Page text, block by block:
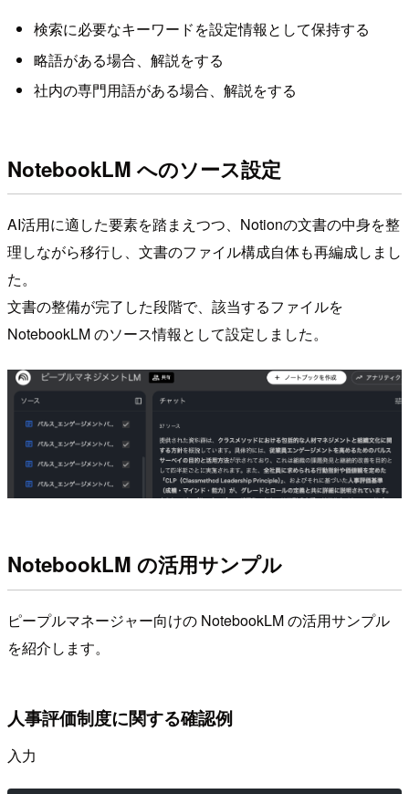
検索に必要なキーワードを設定情報として保持する
略語がある場合、解説をする
社内の専門用語がある場合、解説をする
NotebookLM へのソース設定
AI活用に適した要素を踏まえつつ、Notionの文書の中身を整
理しながら移行し、文書のファイル構成自体も再編成しまし
た。
文書の整備が完了した段階で、該当するファイルを
NotebookLM のソース情報として設定しました。
NotebookLM の活用サンプル
ピープルマネージャー向けの NotebookLM の活用サンプル
を紹介します。
人事評価制度に関する確認例
入力